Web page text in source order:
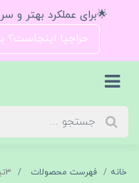
🌟برای عملکرد بهتر و
حراجیا اینجاست؟
خانه فهرست محصولات ۳تیکه گاو مربع کد۳۳۷۷